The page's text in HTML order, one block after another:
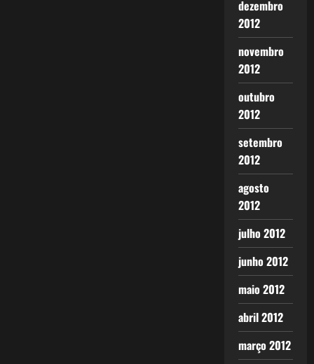
dezembro
2012
novembro
2012
outubro
2012
setembro
2012
agosto
2012
julho 2012
junho 2012
maio 2012
abril 2012
março 2012